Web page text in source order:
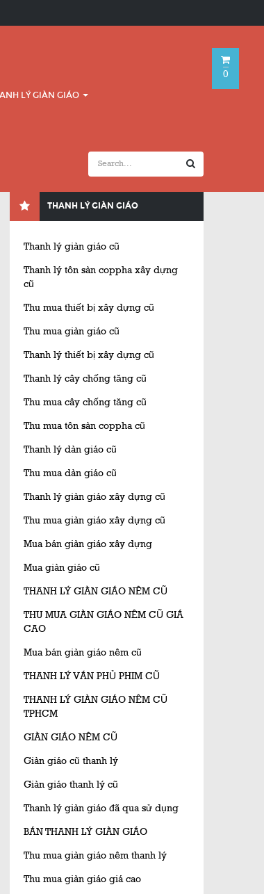
LÝ GIÀN GIÁO
0
THANH LÝ GIÀN GIÁO
Thanh lý giàn giáo cũ
Thanh lý tôn sàn coppha xây dựng
cũ
Thu mua thiết bị xây dựng cũ
Thu mua giàn giáo cũ
Thanh lý thiết bị xây dựng cũ
Thanh lý cây chống tăng cũ
Thu mua cây chống tăng cũ
Thu mua tôn sàn coppha cũ
Thanh lý dàn giáo cũ
Thu mua dàn giáo cũ
Thanh lý giàn giáo xây dựng cũ
Thu mua giàn giáo xây dựng cũ
Mua bán giàn giáo xây dựng
Mua giàn giáo cũ
THANH LÝ GIÀN GIÁO NÊM CŨ
THU MUA GIÀN GIÁO NÊM CŨ GIÁ
CAO
Mua bán giàn giáo nêm cũ
THANH LÝ VÁN PHỦ PHIM CŨ
THANH LÝ GIÀN GIÁO NÊM CŨ
TPHCM
GIÀN GIÁO NÊM CŨ
Giàn giáo cũ thanh lý
Giàn giáo thanh lý cũ
Thanh lý giàn giáo đã qua sử dụng
BÁN THANH LÝ GIÀN GIÁO
Thu mua giàn giáo nêm thanh lý
Thu mua giàn giáo giá cao